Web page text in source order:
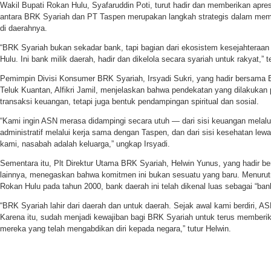
Wakil Bupati Rokan Hulu, Syafaruddin Poti, turut hadir dan memberikan
antara BRK Syariah dan PT Taspen merupakan langkah strategis dalam
di daerahnya.
“BRK Syariah bukan sekadar bank, tapi bagian dari ekosistem
Hulu. Ini bank milik daerah, hadir dan dikelola secara syariah untuk rakyat,”
Pemimpin Divisi Konsumer BRK Syariah, Irsyadi Sukri, yang hadir bersama
Teluk Kuantan, Alfikri Jamil, menjelaskan bahwa pendekatan yang
transaksi keuangan, tetapi juga bentuk pendampingan spiritual dan sosial.
“Kami ingin ASN merasa didampingi secara utuh — dari sisi keuangan
administratif melalui kerja sama dengan Taspen, dan dari sisi kesehatan
kami, nasabah adalah keluarga,” ungkap Irsyadi.
Sementara itu, Plt Direktur Utama BRK Syariah, Helwin Yunus, yang hadir
lainnya, menegaskan bahwa komitmen ini bukan sesuatu yang baru.
Rokan Hulu pada tahun 2000, bank daerah ini telah dikenal luas sebagai
“BRK Syariah lahir dari daerah dan untuk daerah. Sejak awal kami berdiri,
Karena itu, sudah menjadi kewajiban bagi BRK Syariah untuk terus
mereka yang telah mengabdikan diri kepada negara,” tutur Helwin.